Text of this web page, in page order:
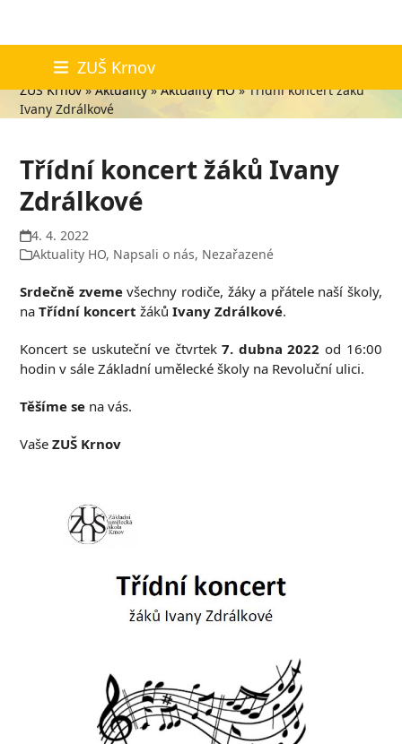
content
ZUŠ Krnov
Aktuality
ZUŠ Krnov»Aktuality»Aktuality HO»Třídní koncert žáků
Ivany Zdrálkové
Třídní koncert žáků Ivany
Zdrálkové
4. 4. 2022
Aktuality HO, Napsali o nás, Nezařazené
Srdečně zvemevšechny rodiče, žáky a přátele naší školy,
naTřídní koncert žákůIvany Zdrálkové.
Koncert se uskuteční ve čtvrtek7. dubna 2022 od 16:00
hodin v sále Základní umělecké školy na Revoluční ulici.
Těšíme se na vás.
VašeZUŠ Krnov